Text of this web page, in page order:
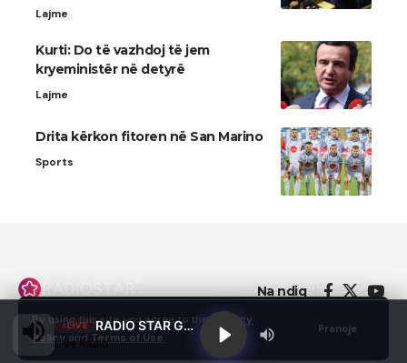
By using this site, you agree to the Privacy
Policy and Terms of Use
Pranoje
Lajme
Kurti: Do të vazhdoj të jem
kryeministër në detyrë
Lajme
Drita kërkon fitoren në San Marino
Sports
Na ndiq
© 2022 - Domainterm.com - All Rights Reserved.
LIVE RADIO STAR GJILAN
Live Radio